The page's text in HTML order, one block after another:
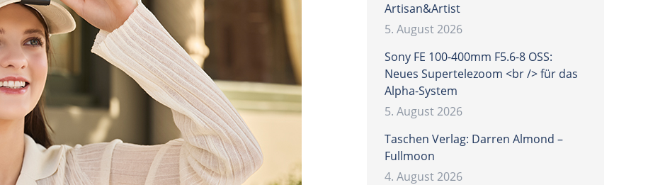
Artisan&Artist
5. August 2026
Sony FE 100-400mm F5.6-8 OSS:
Neues Supertelezoom <br /> für das
Alpha-System
5. August 2026
Taschen Verlag: Darren Almond –
Fullmoon
4. August 2026